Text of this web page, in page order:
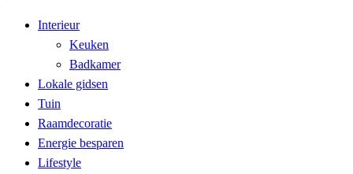
Interieur
Keuken
Badkamer
Lokale gidsen
Tuin
Raamdecoratie
Energie besparen
Lifestyle